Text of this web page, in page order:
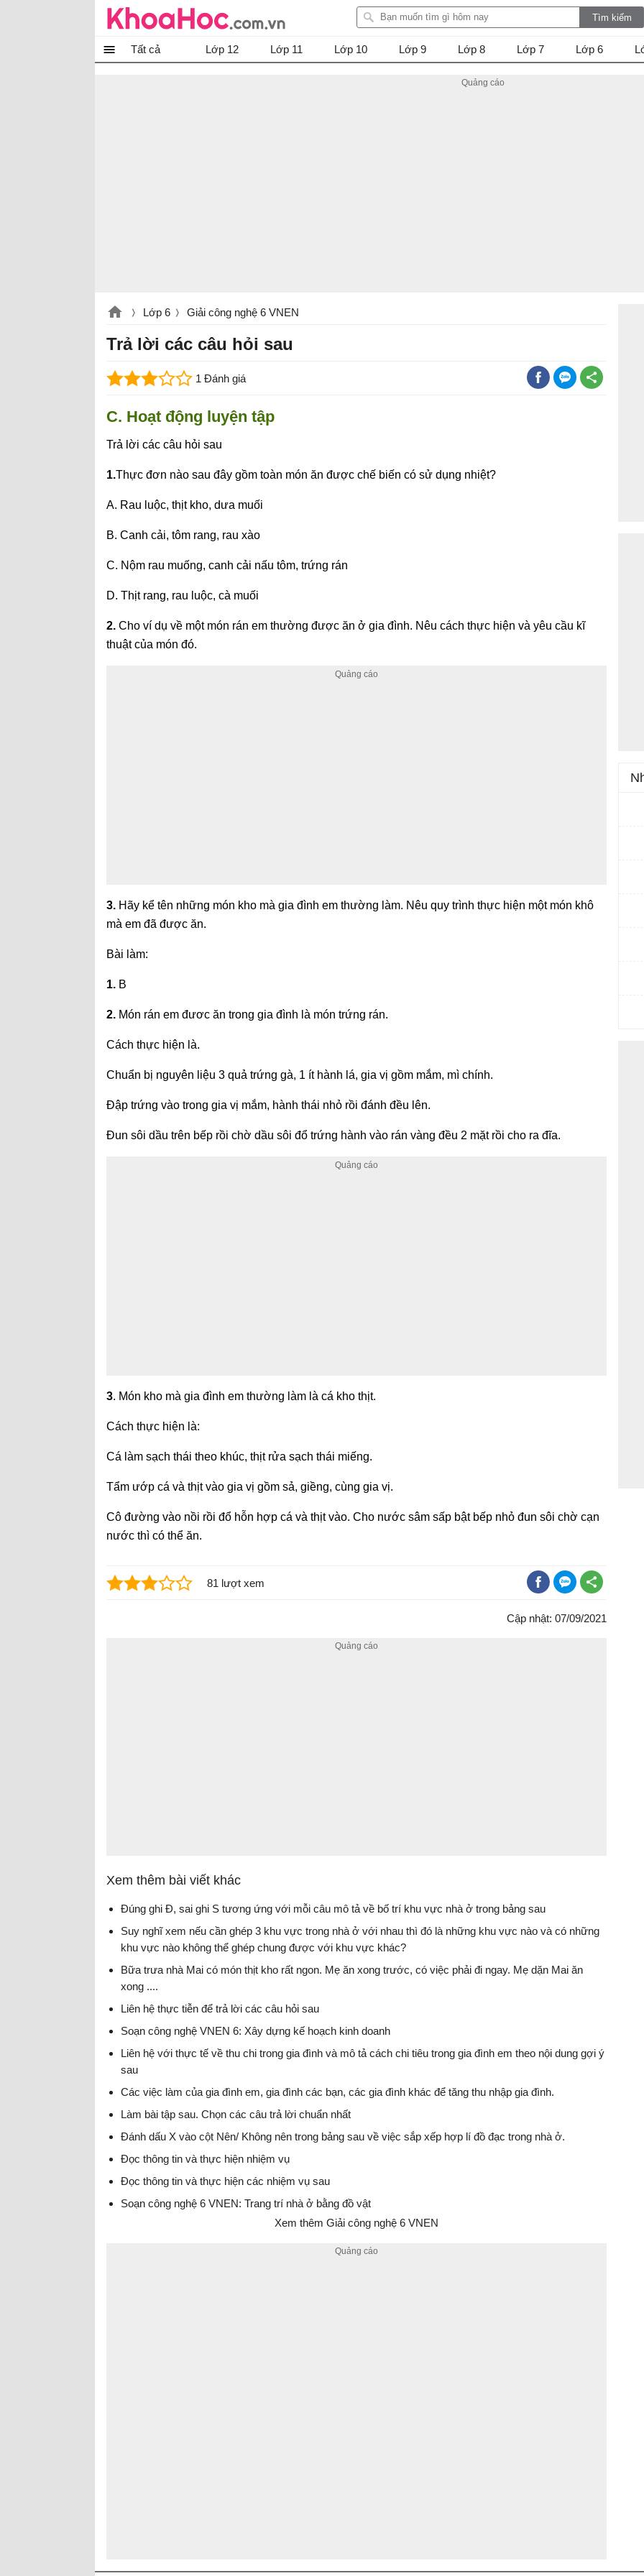
Tất cả Lớp 12 Lớp 11 Lớp 10 Lớp 9 Lớp 8 Lớp 7 Lớp 6
Lớp 6 Giải công nghệ 6 VNEN
Trả lời các câu hỏi sau
1 Đánh giá
C. Hoạt động luyện tập
Trả lời các câu hỏi sau
1.Thực đơn nào sau đây gồm toàn món ăn được chế biến có sử dụng nhiệt?
A. Rau luộc, thịt kho, dưa muối
B. Canh cải, tôm rang, rau xào
C. Nộm rau muống, canh cải nấu tôm, trứng rán
D. Thịt rang, rau luộc, cà muối
2. Cho ví dụ về một món rán em thường được ăn ở gia đình. Nêu cách thực hiện và yêu cầu kĩ
thuật của món đó.
3. Hãy kể tên những món kho mà gia đình em thường làm. Nêu quy trình thực hiện một món khô
mà em đã được ăn.
Bài làm:
1. B
2. Món rán em đươc ăn trong gia đình là món trứng rán.
Cách thực hiện là.
Chuẩn bị nguyên liệu 3 quả trứng gà, 1 ít hành lá, gia vị gồm mắm, mì chính.
Đập trứng vào trong gia vị mắm, hành thái nhỏ rồi đánh đều lên.
Đun sôi dầu trên bếp rồi chờ dầu sôi đổ trứng hành vào rán vàng đều 2 mặt rồi cho ra đĩa.
3. Món kho mà gia đình em thường làm là cá kho thịt.
Cách thực hiện là:
Cá làm sạch thái theo khúc, thịt rửa sạch thái miếng.
Tẩm ướp cá và thịt vào gia vị gồm sả, giềng, cùng gia vị.
Cô đường vào nồi rồi đổ hỗn hợp cá và thịt vào. Cho nước sâm sấp bật bếp nhỏ đun sôi chờ cạn
nước thì có thể ăn.
81 lượt xem
Cập nhật: 07/09/2021
Xem thêm bài viết khác
Đúng ghi Đ, sai ghi S tương ứng với mỗi câu mô tả về bố trí khu vực nhà ở trong bảng sau
Suy nghĩ xem nếu cần ghép 3 khu vực trong nhà ở với nhau thì đó là những khu vực nào và có những
khu vực nào không thể ghép chung được với khu vực khác?
Bữa trưa nhà Mai có món thịt kho rất ngon. Mẹ ăn xong trước, có việc phải đi ngay. Mẹ dặn Mai ăn
xong ....
Liên hệ thực tiễn để trả lời các câu hỏi sau
Soạn công nghệ VNEN 6: Xây dựng kế hoạch kinh doanh
Liên hệ với thực tế về thu chi trong gia đình và mô tả cách chi tiêu trong gia đình em theo nội dung gợi ý
sau
Các việc làm của gia đình em, gia đình các bạn, các gia đình khác để tăng thu nhập gia đình.
Làm bài tập sau. Chọn các câu trả lời chuẩn nhất
Đánh dấu X vào cột Nên/ Không nên trong bảng sau về việc sắp xếp hợp lí đồ đạc trong nhà ở.
Đọc thông tin và thực hiện nhiệm vụ
Đọc thông tin và thực hiện các nhiệm vụ sau
Soạn công nghệ 6 VNEN: Trang trí nhà ở bằng đồ vật
Xem thêm Giải công nghệ 6 VNEN